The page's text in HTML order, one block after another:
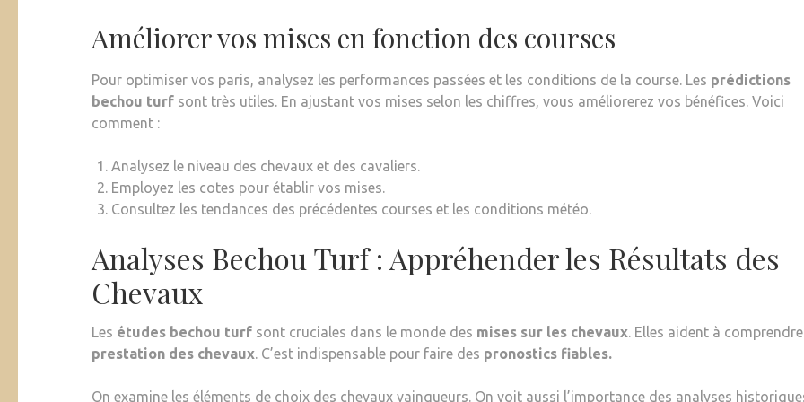
Améliorer vos mises en fonction des courses
Pour optimiser vos paris, analysez les performances passées et les conditions de la course. Les prédictions
bechou turf sont très utiles. En ajustant vos mises selon les chiffres, vous améliorerez vos bénéfices. Voici
comment :
Analysez le niveau des chevaux et des cavaliers.
Employez les cotes pour établir vos mises.
Consultez les tendances des précédentes courses et les conditions météo.
Analyses Bechou Turf : Appréhender les Résultats des
Chevaux
Les études bechou turf sont cruciales dans le monde des mises sur les chevaux. Elles aident à
prestation des chevaux. C’est indispensable pour faire des pronostics fiables.
On examine les éléments de choix des chevaux vainqueurs. On voit aussi l’importance des analyses